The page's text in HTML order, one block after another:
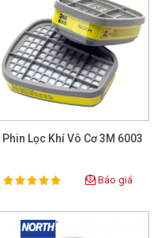
Phin Lọc Khí Vô Cơ 3M 6003
Rating:
100% Báo giá